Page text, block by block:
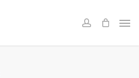
account